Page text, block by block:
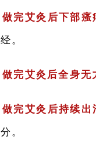
完艾灸后下部
。
完艾灸后全身无
完艾灸后持续出
。